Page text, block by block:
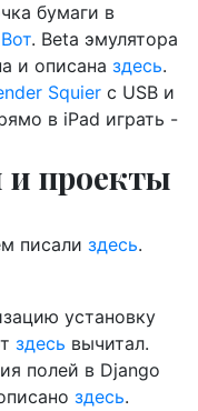
бумаги в
Вот. Beta эмулятора
и описана здесь.
Squier с USB и
в iPad играть -
и проекты
писали здесь.
установку
здесь вычитал.
полей в Django
здесь.